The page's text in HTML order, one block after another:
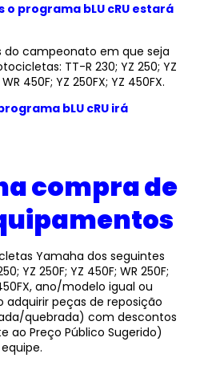
o programa bLU cRU estará
do campeonato em que seja
TT-R 230; YZ 250; YZ
450F; YZ 250FX; YZ 450FX.
bLU cRU irá
compra de
Yamaha dos seguintes
YZ 250F; YZ 450F; WR 250F;
ano/modelo igual ou
adquirir peças de reposição
quebrada) com descontos
ao Preço Público Sugerido)